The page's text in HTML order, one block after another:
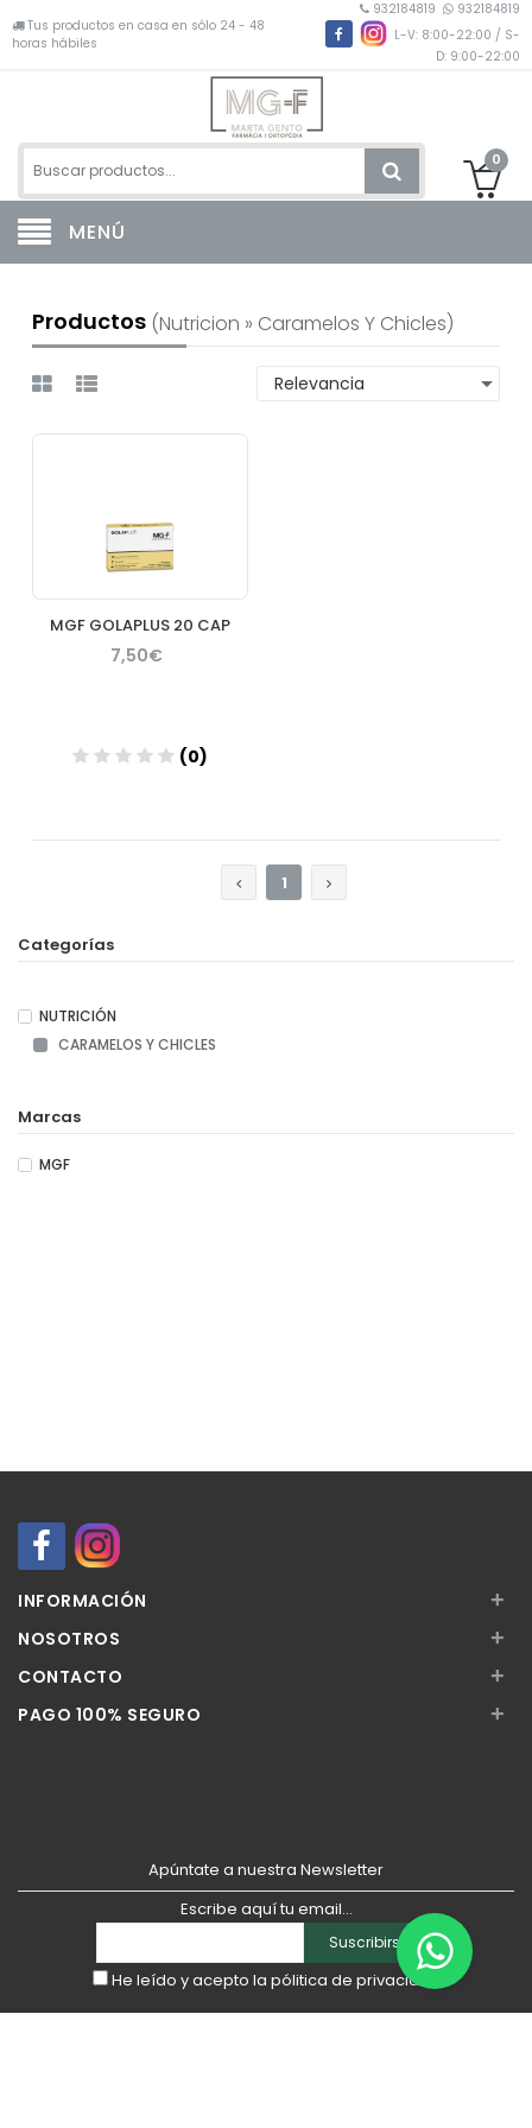
Tus productos en casa en sólo 24 - 48
horas hábiles
932184819
932184819
L-V: 8:00-22:00 / S-
D: 9:00-22:00
0
MENÚ
Productos (nutricion » Caramelos Y Chicles)
MGF GOLAPLUS 20 CAP
7,50€
(0)
1
Categorías
NUTRICIÓN
CARAMELOS Y CHICLES
Marcas
MGF
INFORMACIÓN +
NOSOTROS +
CONTACTO +
PAGO 100% SEGURO +
Apúntate a nuestra Newsletter
Escribe aquí tu email...
Suscribirse
He leído y acepto la pólitica de privacidad